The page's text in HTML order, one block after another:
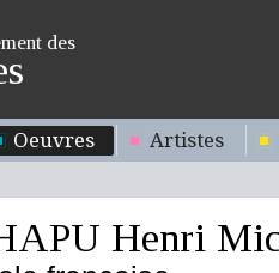
des
Oeuvres Artistes
Henri